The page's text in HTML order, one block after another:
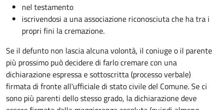
nel testamento
iscrivendosi a una associazione riconosciuta che ha tra i
propri fini la cremazione.
Se il defunto non lascia alcuna volontà, il coniuge o il parente
più prossimo può decidere di farlo cremare con una
dichiarazione espressa e sottoscritta (processo verbale)
firmata di fronte all'ufficiale di stato civile del Comune. Se ci
sono più parenti dello stesso grado, la dichiarazione deve